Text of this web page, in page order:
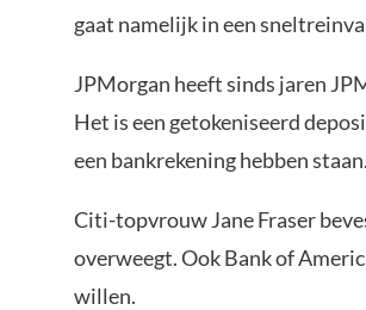
gaat namelijk in een
JPMorgan heeft sinds jaren
Het is een getokeniseerd
een bankrekening hebben
Citi-topvrouw Jane Fraser
overweegt. Ook Bank of
willen.